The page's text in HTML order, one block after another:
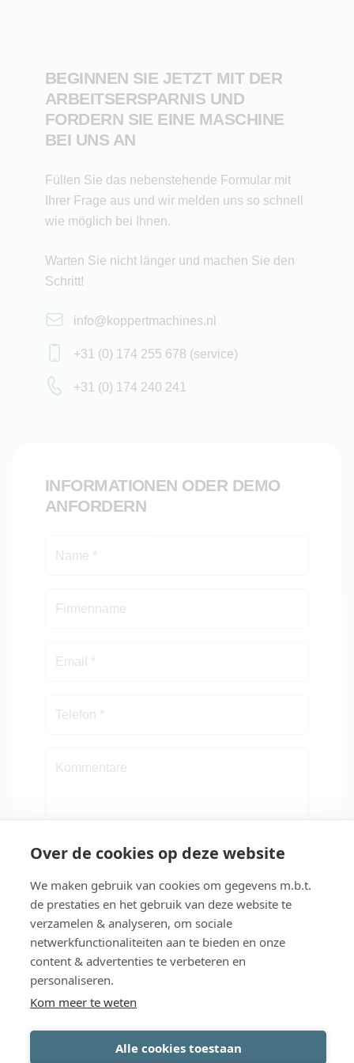
und anderen Produkten
Beratung: unabhängige Beratung
Preis: wettbewerbsfähige Preisgestaltung
Maßanfertigung: maßgeschneidert
BEGINNEN SIE JETZT MIT DER
ARBEITSERSPARNIS UND
FORDERN SIE EINE MASCHINE
BEI UNS AN
Füllen Sie das nebenstehende Formular mit
Ihrer Frage aus und wir melden uns so schnell
wie möglich bei Ihnen.
Warten Sie nicht länger und machen Sie den
Schritt!
info@koppertmachines.nl
+31 (0) 174 255 678 (service)
+31 (0) 174 240 241
INFORMATIONEN ODER DEMO
ANFORDERN
Haftungsausschluss
Senden
Zurück zur Übersicht
Over de cookies op deze website
We maken gebruik van cookies om gegevens m.b.t.
de prestaties en het gebruik van deze website te
verzamelen & analyseren, om sociale
netwerkfunctionaliteiten aan te bieden en onze
content & advertenties te verbeteren en
personaliseren.
Kom meer te weten
Alle cookies toestaan